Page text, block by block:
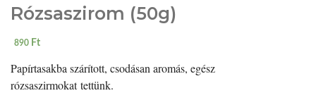
Rózsaszirom (50g)
890 Ft
Papírtasakba szárított, csodásan aromás, egész
rózsaszirmokat tettünk.